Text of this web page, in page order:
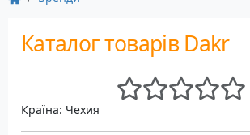
Каталог товарів Dakr
Країна: Чехия